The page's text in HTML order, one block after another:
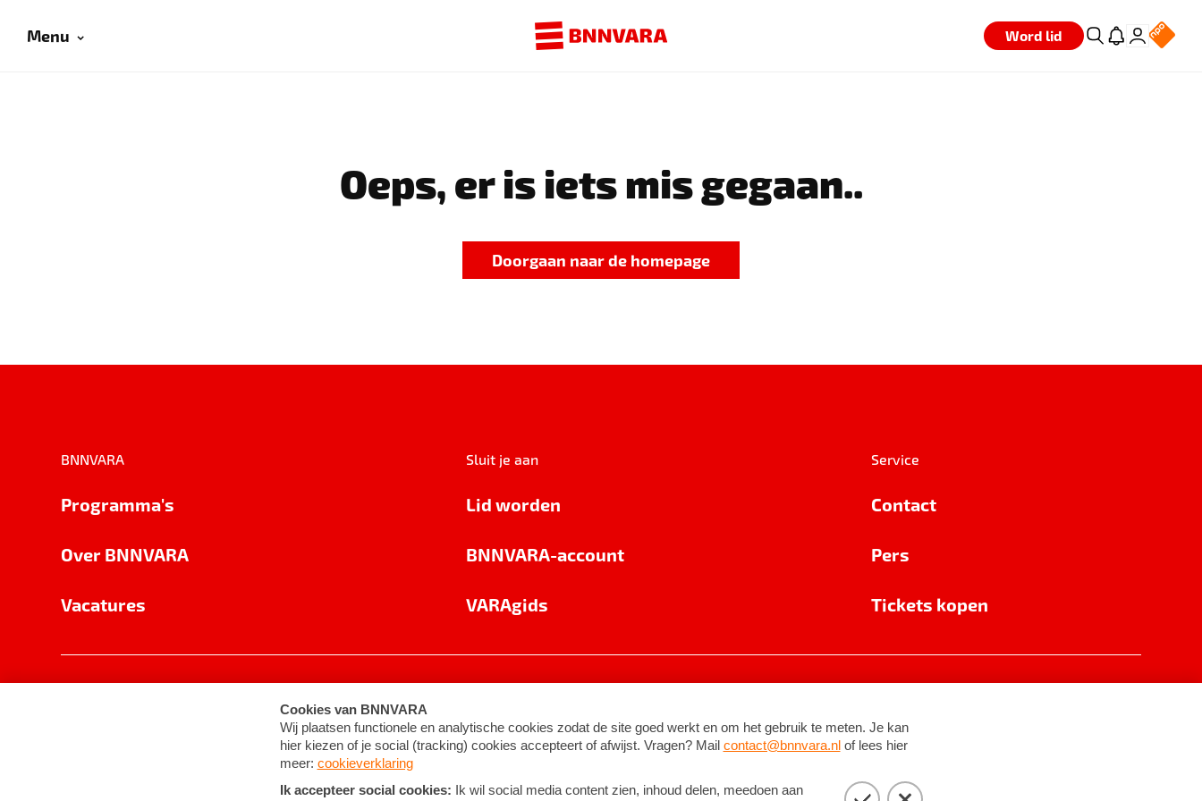
Menu Word lid
Oeps, er is iets mis gegaan..
Doorgaan naar de homepage
BNNVARA
Programma's
Over BNNVARA
Vacatures
Sluit je aan
Lid worden
BNNVARA-account
VARAgids
Service
Contact
Pers
Tickets kopen
Cookie-instellingen Algemene voorwaarden ©2026BNNVARA